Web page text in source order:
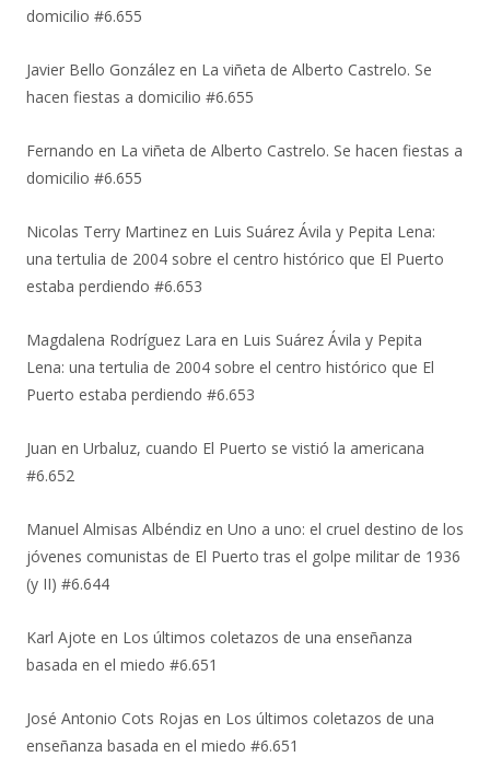
domicilio #6.655
Javier Bello González en La viñeta de Alberto Castrelo. Se
hacen fiestas a domicilio #6.655
Fernando en La viñeta de Alberto Castrelo. Se hacen fiestas a
domicilio #6.655
Nicolas Terry Martinez en Luis Suárez Ávila y Pepita Lena:
una tertulia de 2004 sobre el centro histórico que El Puerto
estaba perdiendo #6.653
Magdalena Rodríguez Lara en Luis Suárez Ávila y Pepita
Lena: una tertulia de 2004 sobre el centro histórico que El
Puerto estaba perdiendo #6.653
Juan en Urbaluz, cuando El Puerto se vistió la americana
#6.652
Manuel Almisas Albéndiz en Uno a uno: el cruel destino de los
jóvenes comunistas de El Puerto tras el golpe militar de 1936
(y II) #6.644
Karl Ajote en Los últimos coletazos de una enseñanza
basada en el miedo #6.651
José Antonio Cots Rojas en Los últimos coletazos de una
enseñanza basada en el miedo #6.651